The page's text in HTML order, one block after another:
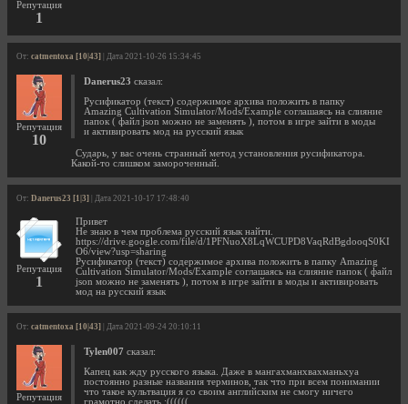
Репутация
1
От: catmentoxa [10|43] | Дата 2021-10-26 15:34:45
Репутация
10
Danerus23 сказал:
Русификатор (текст) содержимое архива положить в папку
Amazing Cultivation Simulator/Mods/Example соглашаясь на слияние
папок ( файл json можно не заменять ), потом в игре зайти в моды
и активировать мод на русский язык
Сударь, у вас очень странный метод установления русификатора.
Какой-то слишком замороченный.
От: Danerus23 [1|3] | Дата 2021-10-17 17:48:40
Репутация
1
Привет
Не знаю в чем проблема русский язык найти.
https://drive.google.com/file/d/1PFNuoX8LqWCUPD8VaqRdBgdooqS0KI
O6/view?usp=sharing
Русификатор (текст) содержимое архива положить в папку Amazing
Cultivation Simulator/Mods/Example соглашаясь на слияние папок ( файл
json можно не заменять ), потом в игре зайти в моды и активировать
мод на русский язык
От: catmentoxa [10|43] | Дата 2021-09-24 20:10:11
Репутация
Tylen007 сказал:
Капец как жду русского языка. Даже в мангахманхвахманьхуа
постоянно разные названия терминов, так что при всем понимании
что такое культвация я со своим английским не смогу ничего